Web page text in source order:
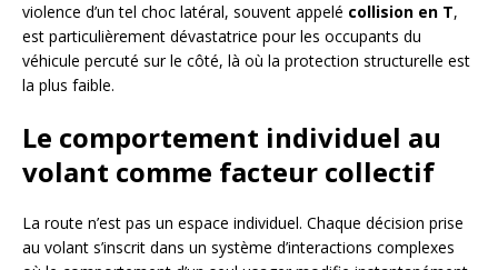
violence d’un tel choc latéral, souvent appelé collision en T,
est particulièrement dévastatrice pour les occupants du
véhicule percuté sur le côté, là où la protection structurelle est
la plus faible.
Le comportement individuel au
volant comme facteur collectif
La route n’est pas un espace individuel. Chaque décision prise
au volant s’inscrit dans un système d’interactions complexes